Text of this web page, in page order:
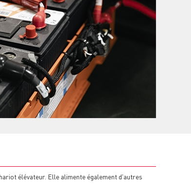
élévateur. Elle alimente également d'autres